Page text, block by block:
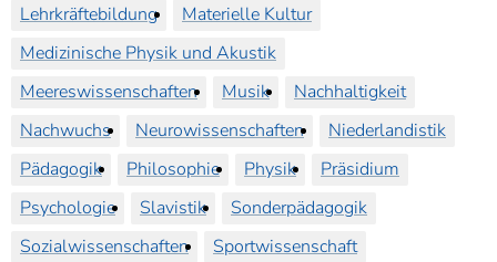
Lehrkräftebildung
Materielle Kultur
Medizinische Physik und Akustik
Meereswissenschaften
Musik
Nachhaltigkeit
Nachwuchs
Neurowissenschaften
Niederlandistik
Pädagogik
Philosophie Physik
Präsidium
Psychologie
Slavistik
Sonderpädagogik
Sozialwissenschaften
Sportwissenschaft